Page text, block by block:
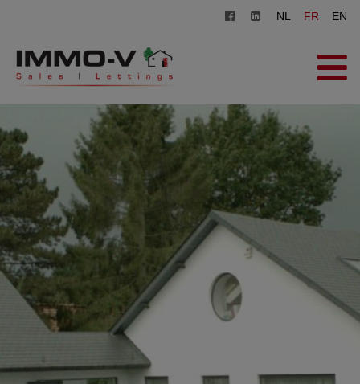
NL FR EN
ACCUEIL
À VENDRE
AGENCE
INSCRIPTION
CONTACT
ESTIMATION GRATUITE
+32497142921